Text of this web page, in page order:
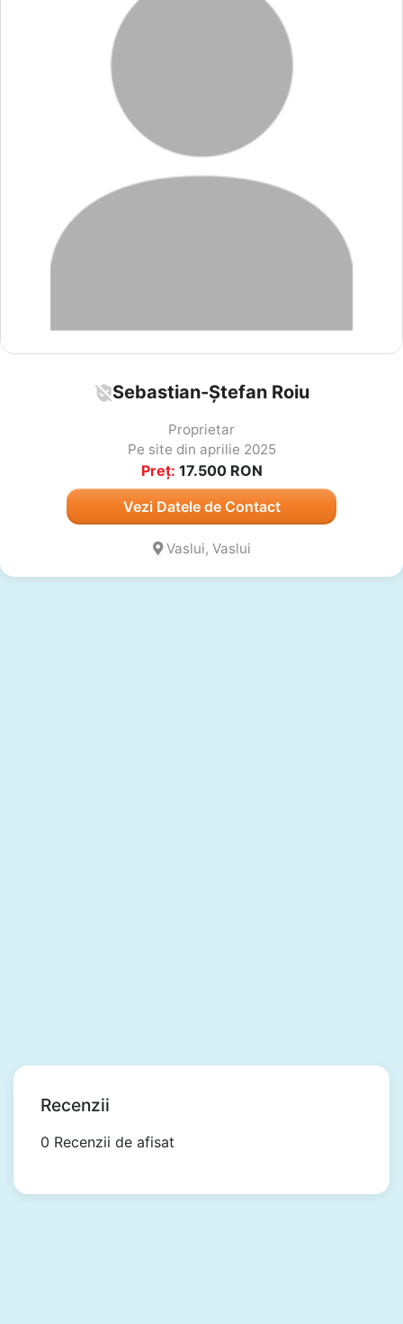
Sebastian-Ștefan Roiu
Proprietar
Pe site din aprilie 2025
Preț: 17.500 RON
Vezi Datele de Contact
Vaslui, Vaslui
Recenzii
0 Recenzii de afisat